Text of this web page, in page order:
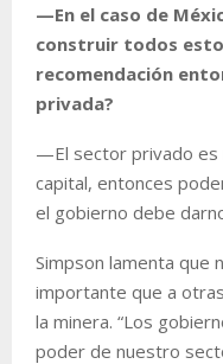
—En el caso de
construir todos
recomendación
privada?
—El sector privado es
capital, entonces
el gobierno debe
Simpson lamenta que
importante que a
la minera. “Los
poder de nuestro